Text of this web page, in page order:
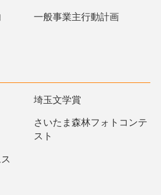
一般事業主行動計画
埼玉文学賞
さいたま森林フォトコンテ
スト